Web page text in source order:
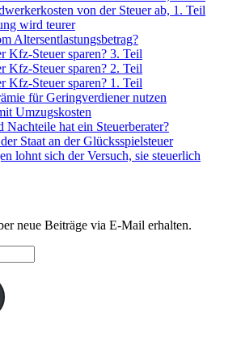
von der Steuer ab, 1. Teil
wird teurer
Altersentlastungsbetrag?
Kfz-Steuer sparen? 3. Teil
Kfz-Steuer sparen? 2. Teil
Kfz-Steuer sparen? 1. Teil
für Geringverdiener nutzen
Umzugskosten
Nachteile hat ein Steuerberater?
Staat an der Glücksspielsteuer
lohnt sich der Versuch, sie steuerlich
neue Beiträge via E-Mail erhalten.